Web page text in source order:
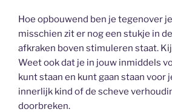
Hoe opbouwend ben je tegenover
misschien zit er nog een stukje in
afkraken boven stimuleren staat.
Weet ook dat je in jouw inmiddels
kunt staan en kunt gaan staan voor
innerlijk kind of de scheve
doorbreken.